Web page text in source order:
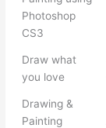
Photoshop
CS3
Draw what
you love
Drawing &
Painting